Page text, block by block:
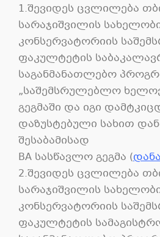
1.შევიდეს ცვლილება
სარაჯიშვილის
კონსერვატორიის
ფაკულტეტის
საგანმანათლებო
„საშემსრულებლო
გეგმაში და იგი
დაზუსტებული სახით
შესაბამისად
BA სასწავლო გეგმა (
2.შევიდეს ცვლილება
სარაჯიშვილის
კონსერვატორიის
ფაკულტეტის